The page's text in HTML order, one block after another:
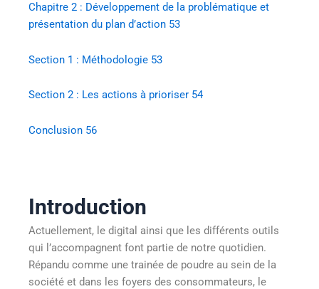
Chapitre 2 : Développement de la problématique et
présentation du plan d’action 53
Section 1 : Méthodologie 53
Section 2 : Les actions à prioriser 54
Conclusion 56
Introduction
Actuellement, le digital ainsi que les différents outils
qui l’accompagnent font partie de notre quotidien.
Répandu comme une trainée de poudre au sein de la
société et dans les foyers des consommateurs, le